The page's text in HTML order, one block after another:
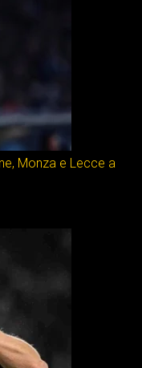
Monza e Lecce a